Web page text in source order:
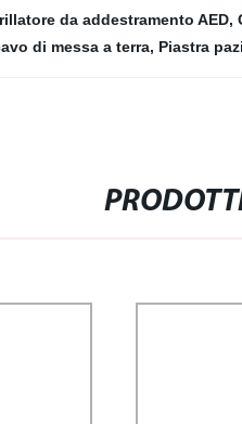
da addestramento AED,
di messa a terra, Piastra